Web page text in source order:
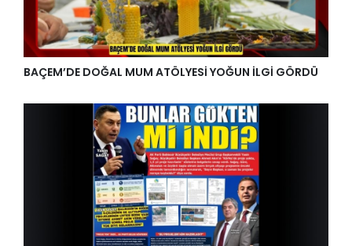
BAÇEM’DE DOĞAL MUM ATÖLYESİ YOĞUN İLGİ GÖRDÜ